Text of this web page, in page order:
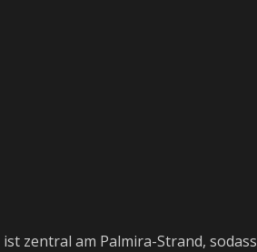
zentral am Palmira-Strand, sodass